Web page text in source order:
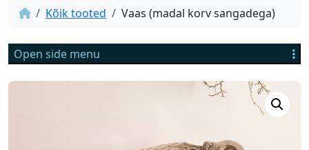
Kõik tooted Vaas (madal korv sangadega)
Open side menu